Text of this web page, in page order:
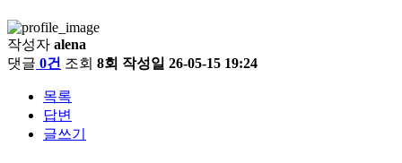
작성자 alena
댓글 0건 조회 8회 작성일 26-05-15 19:24
목록
답변
글쓰기